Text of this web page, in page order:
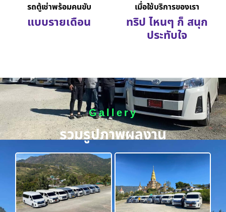
รถตู้เช่าพร้อมคนขับ
แบบรายเดือน
เมื่อใช้บริการของเรา
ทริป ไหนๆ ก็ สนุก
ประทับใจ
Gallery
รวมรูปภาพผลงาน